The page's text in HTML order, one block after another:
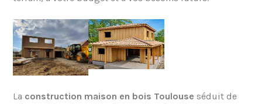
La construction maison en bois Toulouse séduit de